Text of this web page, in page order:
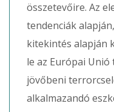
összetevőire. Az
tendenciák
kitekintés alapján
le az Európai
jövőbeni
alkalmazandó